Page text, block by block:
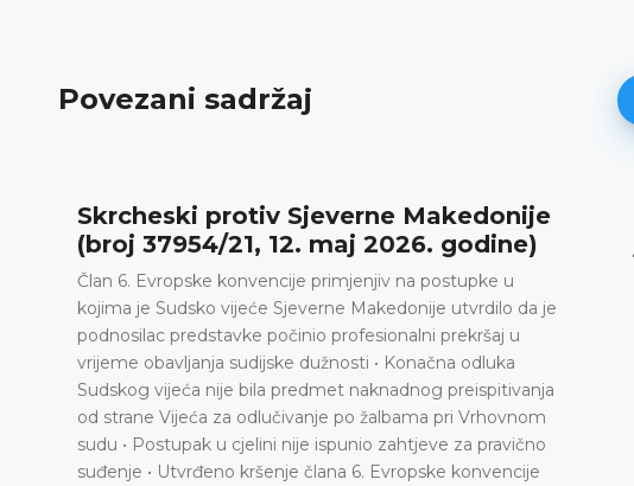
Povezani sadržaj
Skrcheski protiv Sjeverne Makedonije
(broj 37954/21, 12. maj 2026. godine)
Član 6. Evropske konvencije primjenjiv na postupke u
kojima je Sudsko vijeće Sjeverne Makedonije utvrdilo da je
podnosilac predstavke počinio profesionalni prekršaj u
vrijeme obavljanja sudijske dužnosti • Konačna odluka
Sudskog vijeća nije bila predmet naknadnog preispitivanja
od strane Vijeća za odlučivanje po žalbama pri Vrhovnom
sudu • Postupak u cjelini nije ispunio zahtjeve za pravično
suđenje • Utvrđeno kršenje člana 6. Evropske konvencije